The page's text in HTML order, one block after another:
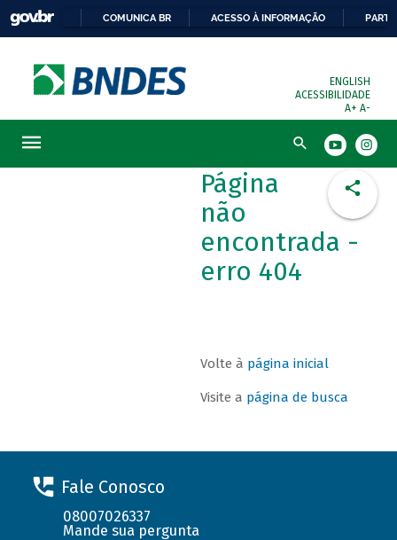
COMUNICA BR ACESSO À INFORMAÇÃO
ENGLISH
ACESSIBILIDADE
A+ A-
Busca
Página
não
encontrada -
erro 404
Volte à página inicial
Visite a página de busca
Fale Conosco
08007026337
Mande sua pergunta